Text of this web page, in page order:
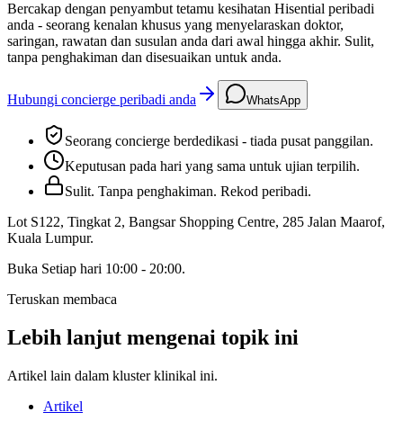
Bercakap dengan penyambut tetamu kesihatan Hisential peribadi
anda - seorang kenalan khusus yang menyelaraskan doktor,
saringan, rawatan dan susulan anda dari awal hingga akhir. Sulit,
tanpa penghakiman dan disesuaikan untuk anda.
Hubungi concierge peribadi anda WhatsApp
Seorang concierge berdedikasi - tiada pusat panggilan.
Keputusan pada hari yang sama untuk ujian terpilih.
Sulit. Tanpa penghakiman. Rekod peribadi.
Lot S122, Tingkat 2, Bangsar Shopping Centre, 285 Jalan Maarof,
Kuala Lumpur.
Buka Setiap hari 10:00 - 20:00.
Teruskan membaca
Lebih lanjut mengenai topik ini
Artikel lain dalam kluster klinikal ini.
Artikel